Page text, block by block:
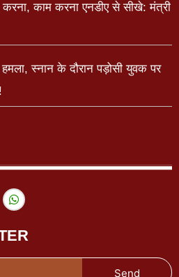
काम करना एनडीए से सीखे: मंत्री
स्नान के दौरान पड़ोसी युवक पर
Send